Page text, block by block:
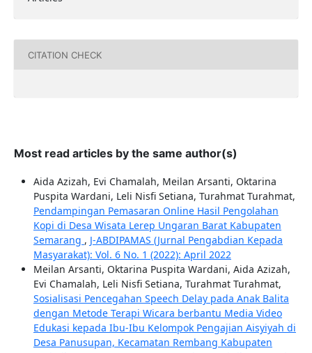
CITATION CHECK
Most read articles by the same author(s)
Aida Azizah, Evi Chamalah, Meilan Arsanti, Oktarina
Puspita Wardani, Leli Nisfi Setiana, Turahmat Turahmat,
Pendampingan Pemasaran Online Hasil Pengolahan
Kopi di Desa Wisata Lerep Ungaran Barat Kabupaten
Semarang , J-ABDIPAMAS (Jurnal Pengabdian Kepada
Masyarakat): Vol. 6 No. 1 (2022): April 2022
Meilan Arsanti, Oktarina Puspita Wardani, Aida Azizah,
Evi Chamalah, Leli Nisfi Setiana, Turahmat Turahmat,
Sosialisasi Pencegahan Speech Delay pada Anak Balita
dengan Metode Terapi Wicara berbantu Media Video
Edukasi kepada Ibu-Ibu Kelompok Pengajian Aisyiyah di
Desa Panusupan, Kecamatan Rembang Kabupaten